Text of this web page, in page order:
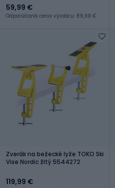
59,99 €
Odporúčaná cena výrobcu: 89,99 €
Zverák na bežecké lyže TOKO Ski
Vise Nordic žltý 5544272
119,99 €